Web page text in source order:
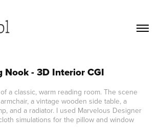
Nook - 3D Interior CGI
a classic, warm reading room. The scene
a vintage wooden side table, a
and a radiator. I used Marvelous Designer
simulations for the pillow and window